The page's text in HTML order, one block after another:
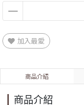
加入最愛
商品介紹
商品介紹